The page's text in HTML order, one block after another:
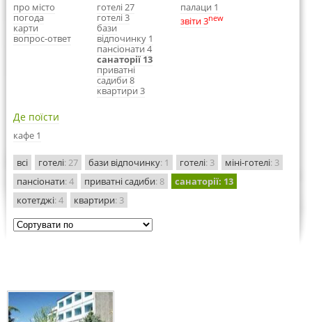
про місто
погода
карти
вопрос-ответ
готелі 27
готелі 3
бази
відпочинку 1
пансіонати 4
санаторії 13
приватні
садиби 8
квартири 3
палаци 1
звіти 3new
Де поїсти
кафе 1
всі готелі: 27 бази відпочинку: 1 готелі: 3 міні-готелі: 3
пансіонати: 4 приватні садиби: 8 санаторії: 13
котетджі: 4 квартири: 3